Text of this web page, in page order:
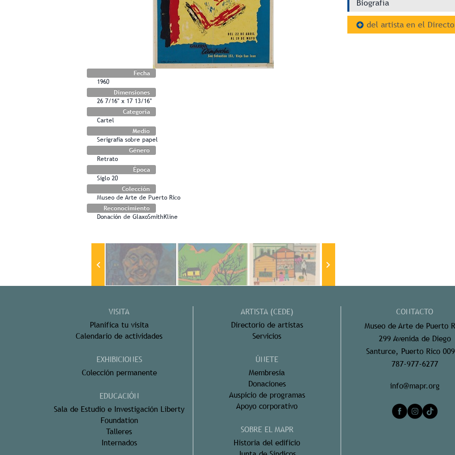
Fecha
1960
Dimensiones
26 7/16" x 17 13/16"
Categoría
Cartel
Medio
Serigrafía sobre papel
Género
Retrato
Época
Siglo 20
Colección
Museo de Arte de Puerto Rico
Reconocimiento
Donación de GlaxoSmithKline
Biografía
del artista en el
VISITA
Planifica tu visita
Calendario de actividades
EXHIBICIONES
Colección permanente
EDUCACIÓN
Sala de Estudio e Investigación Liberty
Foundation
Talleres
Internados
ARTISTA (CEDE)
Directorio de artistas
Servicios
ÚNETE
Membresía
Donaciones
Auspicio de programas
Apoyo corporativo
SOBRE EL MAPR
Historia del edificio
CONTACTO
Museo de Arte de Puerto
299 Avenida de Diego
Santurce, Puerto Rico
787-977-6277
info@mapr.org